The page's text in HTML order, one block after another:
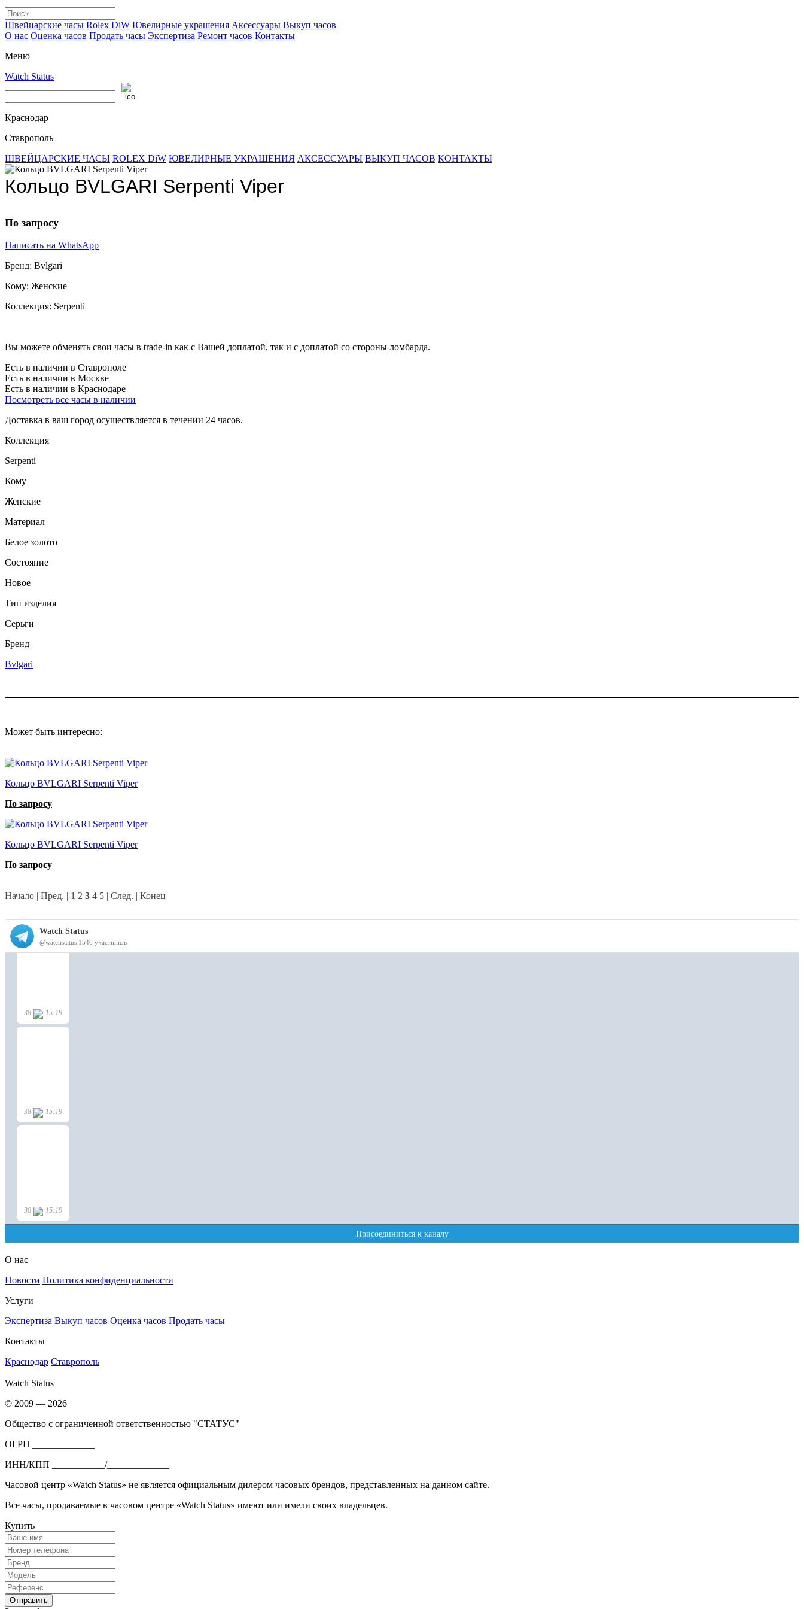
Швейцарские часы Rolex DiW Ювелирные украшения Аксессуары Выкуп часов
О нас Оценка часов Продать часы Экспертиза Ремонт часов Контакты
Меню
Watch Status
Краснодар
Ставрополь
ШВЕЙЦАРСКИЕ ЧАСЫ ROLEX DiW ЮВЕЛИРНЫЕ УКРАШЕНИЯ АКСЕССУАРЫ ВЫКУП ЧАСОВ КОНТАКТЫ
Кольцо BVLGARI Serpenti Viper
По запросу
Написать на WhatsApp
Бренд: Bvlgari
Кому: Женские
Коллекция: Serpenti
Вы можете обменять свои часы в trade-in как с Вашей доплатой, так и с доплатой со стороны ломбарда.
Есть в наличии в Ставрополе
Есть в наличии в Москве
Есть в наличии в Краснодаре
Посмотреть все часы в наличии
Доставка в ваш город осуществляется в течении 24 часов.
Коллекция
Serpenti
Кому
Женские
Материал
Белое золото
Состояние
Новое
Тип изделия
Серьги
Бренд
Bvlgari
Может быть интересно:
Кольцо BVLGARI Serpenti Viper
По запросу
Кольцо BVLGARI Serpenti Viper
По запросу
Начало | Пред. | 1 2 3 4 5 | След. | Конец
О нас
Новости Политика конфиденциальности
Услуги
Экспертиза Выкуп часов Оценка часов Продать часы
Контакты
Краснодар Ставрополь
Watch Status
© 2009 — 2026
Общество с ограниченной ответственностью "СТАТУС"
ОГРН _____________
ИНН/КПП ___________/_____________
Часовой центр «Watch Status» не является официальным дилером часовых брендов, представленных на данном сайте.
Все часы, продаваемые в часовом центре «Watch Status» имеют или имели своих владельцев.
Купить